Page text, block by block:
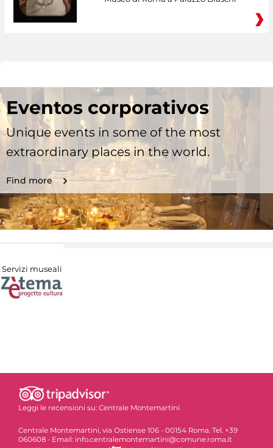
Eventos corporativos
Unique events in some of the most
extraordinary places in the world.
Find more
Servizi museali
Leggi le recensioni su: Centrale Montemartini
Centrale Montemartini, via Ostiense 106 - 00154 Roma. Tel. +39
060608 - Email: info.centralemontemartini@comune.roma.it